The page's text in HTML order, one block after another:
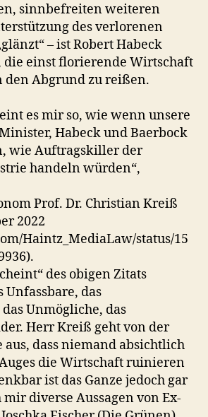
sinnbefreiten weiteren
des verlorenen
– ist Robert Habeck
die einst florierende Wirtschaft
den Abgrund zu reißen.
es mir so, wie wenn unsere
Habeck und Baerbock
wie Auftragskiller der
handeln würden“,
Prof. Dr. Christian Kreiß
2022
Haintz_MediaLaw/status/15
des obigen Zitats
Unfassbare, das
Unmögliche, das
Herr Kreiß geht von der
dass niemand absichtlich
die Wirtschaft ruinieren
ist das Ganze jedoch gar
diverse Aussagen von Ex-